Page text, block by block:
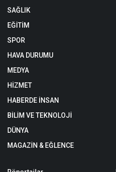
SAĞLIK
EĞİTİM
SPOR
HAVA DURUMU
MEDYA
HİZMET
HABERDE İNSAN
BİLİM VE TEKNOLOJİ
DÜNYA
MAGAZİN & EĞLENCE